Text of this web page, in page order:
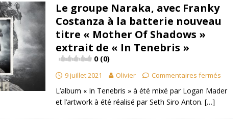
Le groupe Naraka, avec Franky
Costanza à la batterie nouveau
titre « Mother Of Shadows »
extrait de « In Tenebris »
0 (0)
9 juillet 2021 Olivier Commentaires fermés
L’album « In Tenebris » à été mixé par Logan Mader
et l’artwork à été réalisé par Seth Siro Anton. […]